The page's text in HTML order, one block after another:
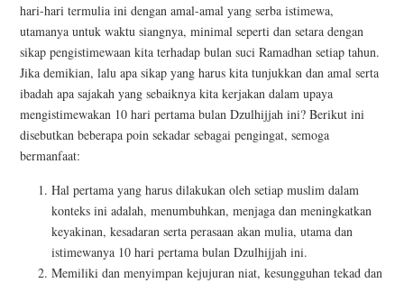
hari-hari termulia ini dengan amal-amal yang serba istimewa,
utamanya untuk waktu siangnya, minimal seperti dan setara dengan
sikap pengistimewaan kita terhadap bulan suci Ramadhan setiap tahun.
Jika demikian, lalu apa sikap yang harus kita tunjukkan dan amal serta
ibadah apa sajakah yang sebaiknya kita kerjakan dalam upaya
mengistimewakan 10 hari pertama bulan Dzulhijjah ini? Berikut ini
disebutkan beberapa poin sekadar sebagai pengingat, semoga
bermanfaat:
Hal pertama yang harus dilakukan oleh setiap muslim dalam
konteks ini adalah, menumbuhkan, menjaga dan meningkatkan
keyakinan, kesadaran serta perasaan akan mulia, utama dan
istimewanya 10 hari pertama bulan Dzulhijjah ini.
Memiliki dan menyimpan kejujuran niat, kesungguhan tekad dan